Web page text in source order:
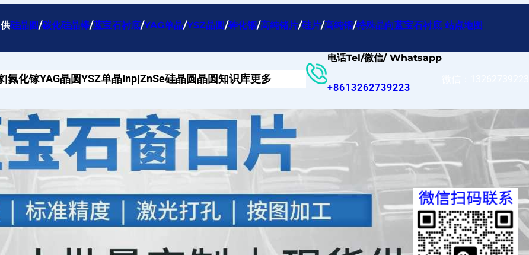
供硅晶圆/碳化硅晶棒/蓝宝石衬底/YAG单晶/YSZ晶圆/砷化铟/高纯锗片/硅片/高纯铟/特殊晶向蓝宝石衬底 站点地图
|氮化镓YAG晶圆YSZ单晶Inp|ZnSe硅晶圆晶圆知识库更多
电话Tel/微信/ Whatsapp
+8613262739223